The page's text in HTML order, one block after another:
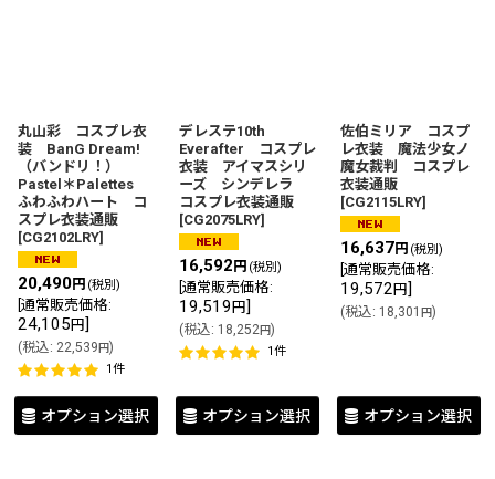
丸山彩 コスプレ衣
装 BanG Dream!
（バンドリ！）
Pastel＊Palettes
ふわふわハート コ
スプレ衣装通販
[CG2102LRY]
20,490円 (税別)
通常販売価格:
24,105 円]
(税込: 22,539円)
1件
オプション選択
デレステ10th
Everafter コスプレ
衣装 アイマスシリ
ーズ シンデレラ
コスプレ衣装通販
[CG2075LRY]
16,592 円 (税別)
通常販売価格:
19,519 円]
(税込: 18,252円)
1件
オプション選択
佐伯ミリア コスプ
レ衣装 魔法少女ノ
魔女裁判 コスプレ
衣装通販
[CG2115LRY]
16,637円 (税別)
通常販売価格:
19,572 円]
(税込: 18,301 円)
オプション選択